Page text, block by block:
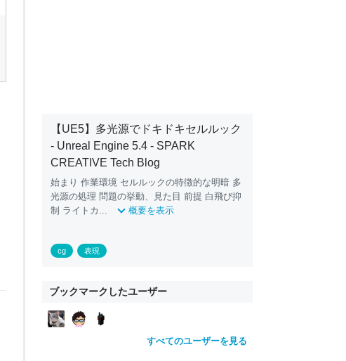
【UE5】多光源でドキドキセルルック
- Unreal Engine 5.4 - SPARK
CREATIVE Tech Blog
始まり 作業環境 セルルックの特徴的な明暗 多
光源の処理 問題の挙動、見た目 前提 白飛び抑
制 ライトカ...
概要を表示
cg 表現
ブックマークしたユーザー
すべてのユーザーを見る